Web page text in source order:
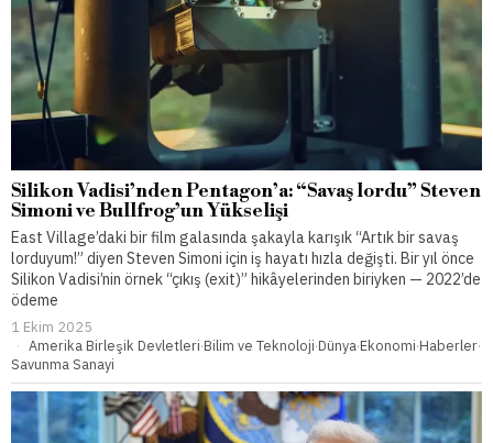
Silikon Vadisi’nden Pentagon’a: “Savaş lordu” Steven
Simoni ve Bullfrog’un Yükselişi
East Village’daki bir film galasında şakayla karışık “Artık bir savaş
lorduyum!” diyen Steven Simoni için iş hayatı hızla değişti. Bir yıl önce
Silikon Vadisi’nin örnek “çıkış (exit)” hikâyelerinden biriyken — 2022’de
ödeme
1 Ekim 2025
Amerika Birleşik Devletleri·Bilim ve Teknoloji·Dünya·Ekonomi·Haberler·
Savunma Sanayi